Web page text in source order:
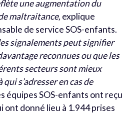
une augmentation du
maltraitance,explique
de service SOS-enfants.
signalements peut signifier
reconnues ou que les
secteurs sont mieux
s’adresser en cas de
équipes SOS-enfants ont reçu
ont donné lieu à 1.944 prises